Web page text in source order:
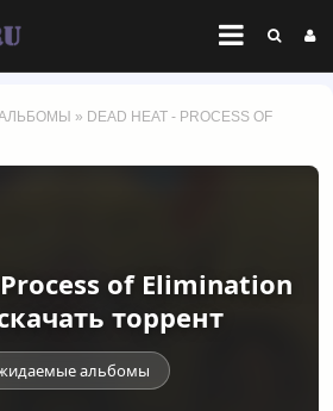
» DEAD HEAT - PROCESS OF
of Elimination
торрент
альбомы